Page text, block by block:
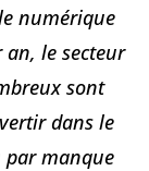
numérique
an, le secteur
sont
dans le
par manque